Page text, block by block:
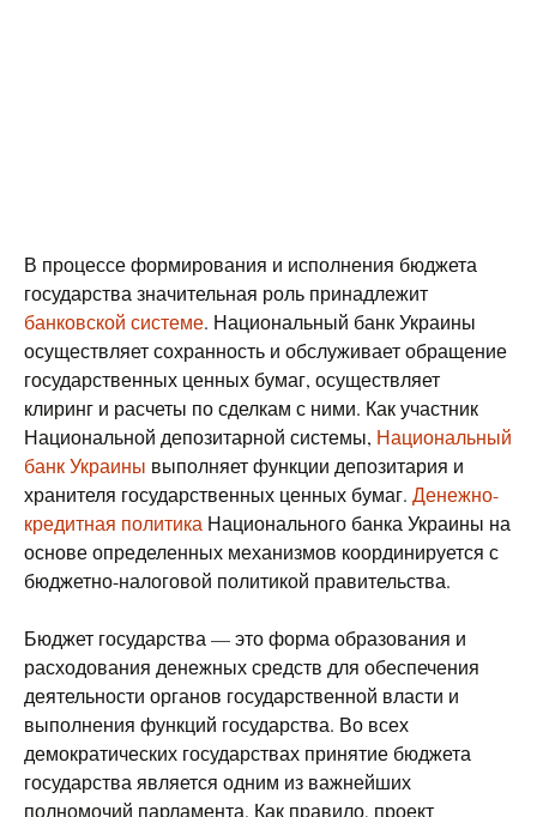
В процессе формирования и исполнения бюджета
государства значительная роль принадлежит
банковской системе. Национальный банк Украины
осуществляет сохранность и обслуживает обращение
государственных ценных бумаг, осуществляет
клиринг и расчеты по сделкам с ними. Как участник
Национальной депозитарной системы, Национальный
банк Украины выполняет функции депозитария и
хранителя государственных ценных бумаг. Денежно-
кредитная политика Национального банка Украины на
основе определенных механизмов координируется с
бюджетно-налоговой политикой правительства.
Бюджет государства — это форма образования и
расходования денежных средств для обеспечения
деятельности органов государственной власти и
выполнения функций государства. Во всех
демократических государствах принятие бюджета
государства является одним из важнейших
полномочий парламента. Как правило, проект